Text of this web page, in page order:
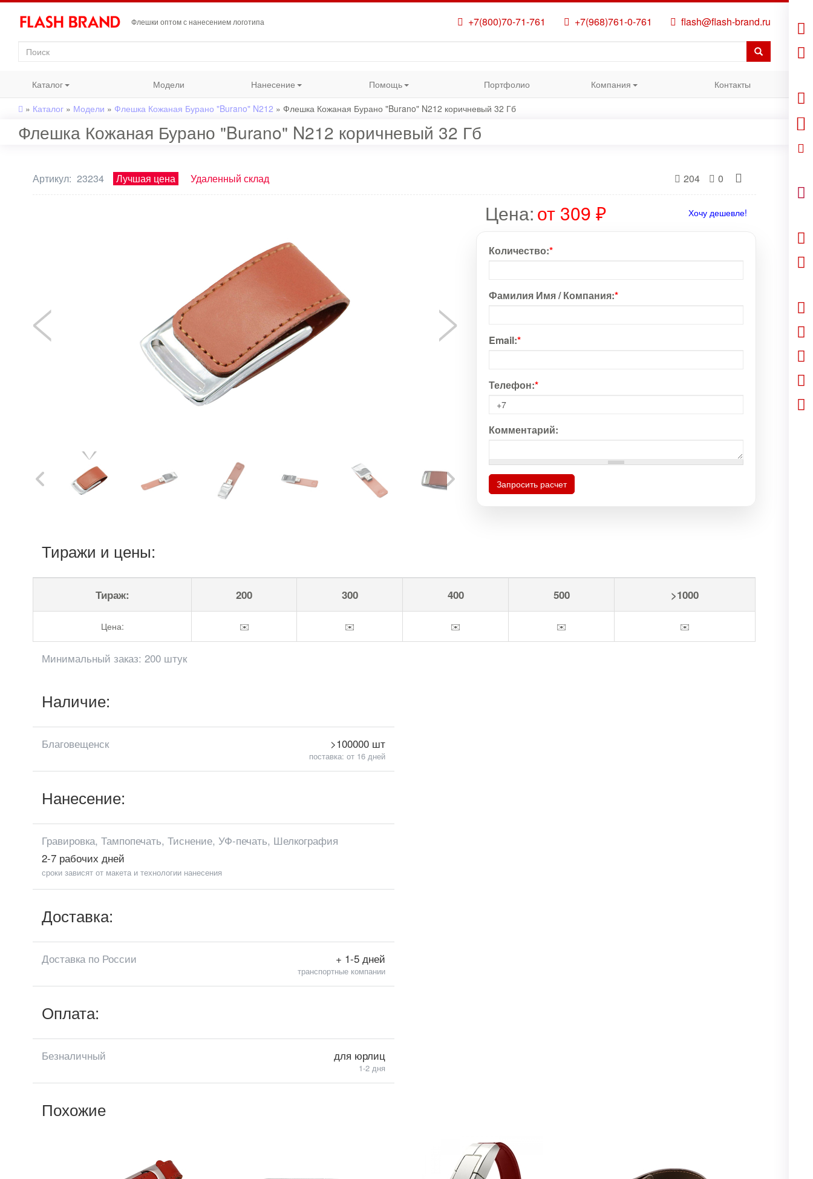
Флешки оптом с нанесением логотипа +7(800)70-71-761 +7(968)761-0-761 flash@flash-brand.ru
Каталог Модели Нанесение Помощь Портфолио Компания
Контакты
» Каталог » Модели » Флешка Кожаная Бурано "Burano" N212 » Флешка Кожаная Бурано "Burano" N212 коричневый 32 Гб
Флешка Кожаная Бурано "Burano" N212 коричневый 32 Гб
Артикул: 23234 Лучшая цена Удаленный склад 204 0
Цена:от 309 ₽ Хочу дешевле!
Количество:*
Фамилия Имя / Компания:*
Email:*
Телефон:*
Комментарий:
Запросить расчет
Тиражи и цены:
Тираж: 200 300 400 500 >1000
Цена: ✉️ ✉️ ✉️ ✉️ ✉️
Минимальный заказ: 200 штук
Наличие:
Благовещенск >100000 шт
поставка: от 16 дней
Нанесение:
Гравировка, Тампопечать, Тиснение, УФ-печать, Шелкография
2-7 рабочих дней
сроки зависят от макета и технологии нанесения
Доставка:
Доставка по России + 1-5 дней
транспортные компании
Оплата:
Безналичный для юрлиц
1-2 дня
Похожие